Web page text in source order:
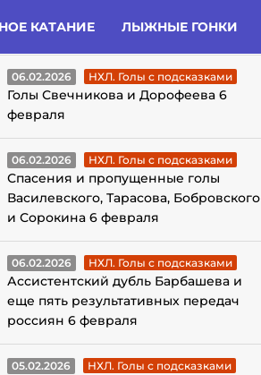
КАТАНИЕ ЛЫЖНЫЕ ГОНКИ
ГОЛЫ С ПОДСКАЗКАМИ
06.02.2026 НХЛ. Голы с подсказками
Голы Свечникова и Дорофеева 6
февраля
06.02.2026 НХЛ. Голы с подсказками
Спасения и пропущенные голы
Василевского, Тарасова, Бобровского
и Сорокина 6 февраля
06.02.2026 НХЛ. Голы с подсказками
Ассистентский дубль Барбашева и
еще пять результативных передач
россиян 6 февраля
05.02.2026 НХЛ. Голы с подсказками